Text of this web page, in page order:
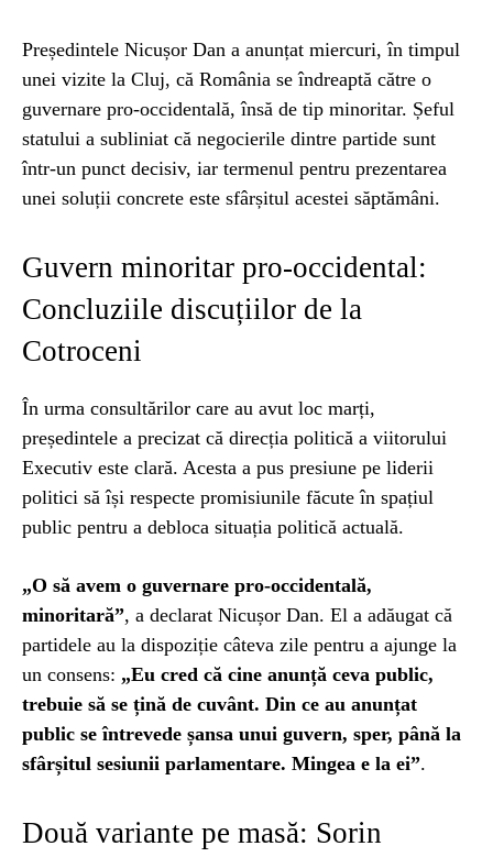
Președintele Nicușor Dan a anunțat miercuri, în timpul
unei vizite la Cluj, că România se îndreaptă către o
guvernare pro-occidentală, însă de tip minoritar. Șeful
statului a subliniat că negocierile dintre partide sunt
într-un punct decisiv, iar termenul pentru prezentarea
unei soluții concrete este sfârșitul acestei săptămâni.
Guvern minoritar pro-occidental:
Concluziile discuțiilor de la
Cotroceni
În urma consultărilor care au avut loc marți,
președintele a precizat că direcția politică a viitorului
Executiv este clară. Acesta a pus presiune pe liderii
politici să își respecte promisiunile făcute în spațiul
public pentru a debloca situația politică actuală.
„O să avem o guvernare pro-occidentală,
minoritară”, a declarat Nicușor Dan. El a adăugat că
partidele au la dispoziție câteva zile pentru a ajunge la
un consens: „Eu cred că cine anunță ceva public,
trebuie să se țină de cuvânt. Din ce au anunțat
public se întrevede șansa unui guvern, sper, până la
sfârșitul sesiunii parlamentare. Mingea e la ei”.
Două variante pe masă: Sorin